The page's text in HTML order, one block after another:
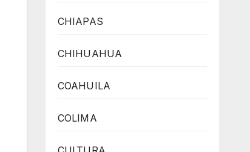
CHIAPAS
CHIHUAHUA
COAHUILA
COLIMA